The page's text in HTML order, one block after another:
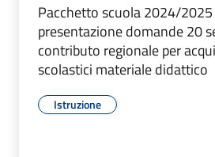
Pacchetto scuola 2024/
presentazione domande 20
contributo regionale per
scolastici materiale didattico
Istruzione